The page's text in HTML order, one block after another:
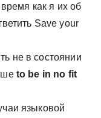
как я их об
Save your
не в состоянии
to be in no fit
языковой